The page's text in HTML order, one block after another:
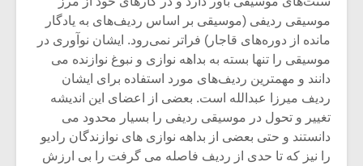
موسیقی ردیفی (موسیقی بر اساس ردیف‌های به یادگار
مانده از دوره‌های قاجار) فراتر نمی‌رود. ایشان نوآوری در
موسیقی را تنها بسته به بداهه نوازی و نبوغ نوازنده می
دانند و مهمترین ردیف‌های مورد استفاده برای ایشان
ردیف میرزا عبدالله است. بعضی از اعضای این اندیشه
تغییر و تحول در موسیقی ردیفی را بسیار محدود می
دانستند و حتی بعضی از بداهه نوازی های نوازندگان رادیو
را نیز که تا حدی از ردیف فاصله می گرفت را بی ارزش